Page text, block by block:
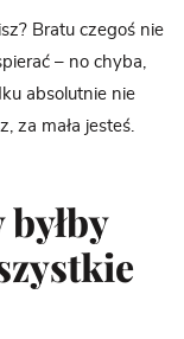
Bratu czegoś nie
– no chyba,
absolutnie nie
za mała jesteś.